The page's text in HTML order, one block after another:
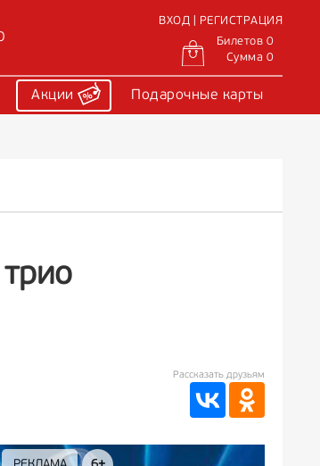
ВХОД | РЕГИСТРАЦИЯ
Билетов 0
Сумма 0
Акции Подарочные карты
Рассказать друзьям